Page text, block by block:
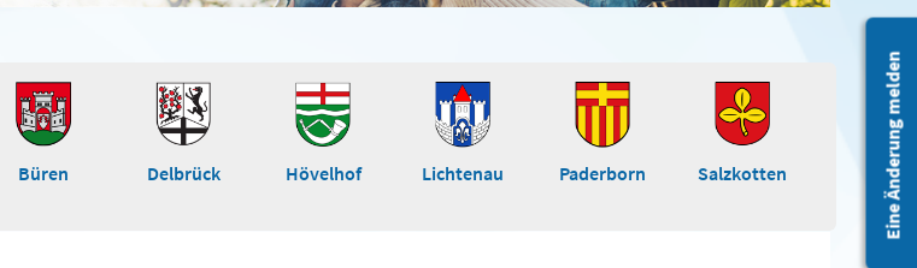
Eine Änderung melden
Büren Delbrück Hövelhof Lichtenau Paderborn Salzkotten